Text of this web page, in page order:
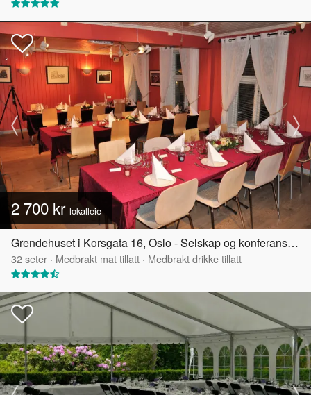
2 700 kr lokalleie
Grendehuset i Korsgata 16, Oslo - Selskap og konferanselokale
32seter · Medbrakt mat tillatt · Medbrakt drikke tillatt